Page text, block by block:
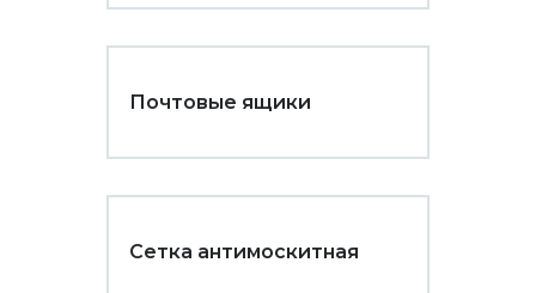
Почтовые ящики
Сетка антимоскитная